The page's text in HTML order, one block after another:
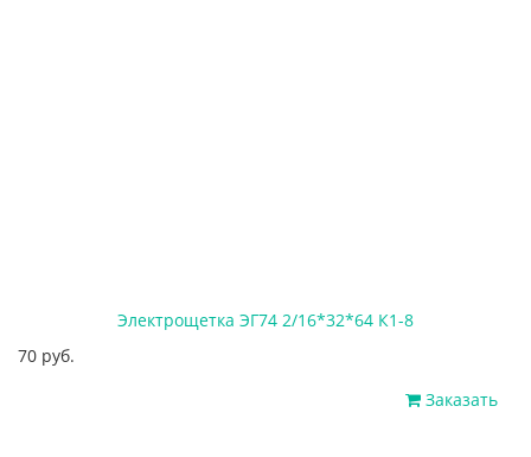
Электрощетка ЭГ74 2/16*32*64 К1-8
70 руб.
Заказать